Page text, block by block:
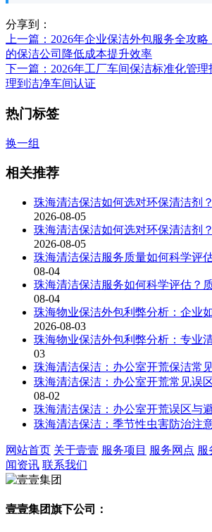
分享到：
上一篇 ：2026年企业保洁外包服务全攻
的保洁公司降低成本提升效率
下一篇 ：2026年工厂车间保洁标准化管
理到洁净车间认证
热门标签
换一组
相关推荐
珠海清洁保洁如何选对环保清洁剂
2026-08-05
珠海清洁保洁如何选对环保清洁剂
2026-08-05
珠海清洁保洁服务质量如何科学评
08-04
珠海清洁保洁服务如何科学评估？
08-04
珠海物业保洁外包利弊分析：企业
2026-08-03
珠海物业保洁外包利弊分析：专业
03
珠海清洁保洁：办公室开荒保洁常
珠海清洁保洁：办公室开荒常见误
08-02
珠海清洁保洁：办公室开荒误区与
珠海清洁保洁：季节性虫害防治注
网站首页 关于壹壹 服务项目 服务网点 服
闻资讯 联系我们
壹壹集团旗下公司：